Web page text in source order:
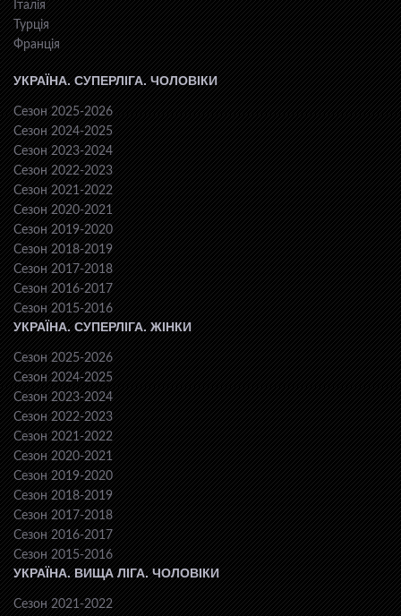
Італія
Турція
Франція
УКРАЇНА. СУПЕРЛІГА. ЧОЛОВІКИ
Сезон 2025-2026
Сезон 2024-2025
Сезон 2023-2024
Сезон 2022-2023
Сезон 2021-2022
Сезон 2020-2021
Сезон 2019-2020
Сезон 2018-2019
Сезон 2017-2018
Сезон 2016-2017
Сезон 2015-2016
УКРАЇНА. СУПЕРЛІГА. ЖІНКИ
Сезон 2025-2026
Сезон 2024-2025
Сезон 2023-2024
Сезон 2022-2023
Сезон 2021-2022
Сезон 2020-2021
Сезон 2019-2020
Сезон 2018-2019
Сезон 2017-2018
Сезон 2016-2017
Сезон 2015-2016
УКРАЇНА. ВИЩА ЛІГА. ЧОЛОВІКИ
Сезон 2021-2022